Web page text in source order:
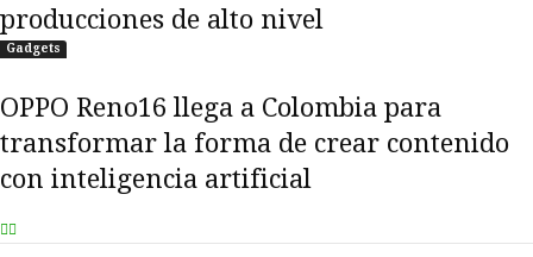
producciones de alto nivel
Gadgets
OPPO Reno16 llega a Colombia para
transformar la forma de crear contenido
con inteligencia artificial